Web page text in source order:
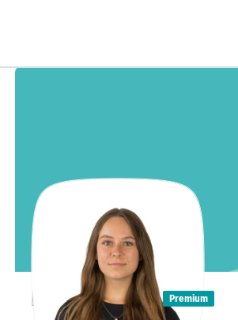
Isabel Heine Premium